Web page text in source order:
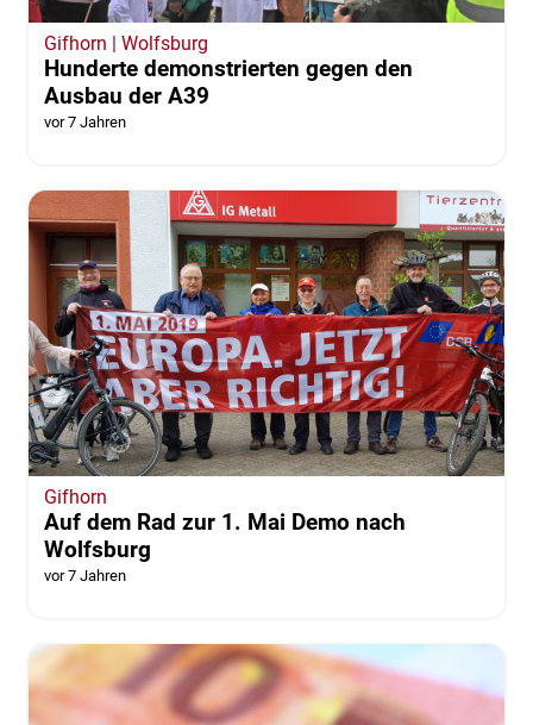
Gifhorn | Wolfsburg
Hunderte demonstrierten gegen den
Ausbau der A39
vor 7 Jahren
Gifhorn
Auf dem Rad zur 1. Mai Demo nach
Wolfsburg
vor 7 Jahren